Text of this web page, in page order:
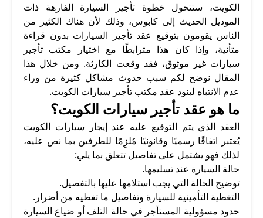
الكويت، ستتحول خطوة تأجير السيارة الفارهة ذات
الموديل الحديث إلى كابوس، وذلك لأن هناك الكثير من
الناس يقومون بتوقيع عقد تأجير السيارات بدون قراءة
متأنية، وإذا كان هذا مترابطًا مع اختيار مكتب تأجير
سيارات غير موثوق، فقد وقعت الكارثة. ومن خلال هذا
المقال نوضح لكم سبب حدوث مشاكل كثيرة من وراء
عدم الانتباه لبنود عقد مكتب تأجير سيارات الكويت.
ما هو عقد تأجير سيارات الكويت؟
العقد الذي يتم التوقيع عليه عند إيجار سيارات الكويت
يُعتبر اتفاقًا رسميًا وقانونيًا مُلزِمًا للطرفين بما نص عليه،
لذلك فهو يشتمل على تفاصيل تتعلق بما يلي:
حالة السيارة عند تسليمها.
توضيح الحالة التي يجب استلامها عليها بالتفصيل.
التغطية التأمينية للسيارة وتفاصيل ما تغطيه من أضرار.
حدود مسؤولية المستأجر في حالة التلف أو ضياع السيارة